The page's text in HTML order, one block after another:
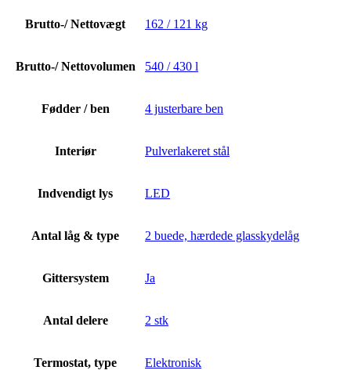
Brutto-/ Nettovægt 162 / 121 kg
Brutto-/ Nettovolumen 540 / 430 l
Fødder / ben 4 justerbare ben
Interiør Pulverlakeret stål
Indvendigt lys LED
Antal låg & type 2 buede, hærdede glasskydelåg
Gittersystem Ja
Antal delere 2 stk
Termostat, type Elektronisk